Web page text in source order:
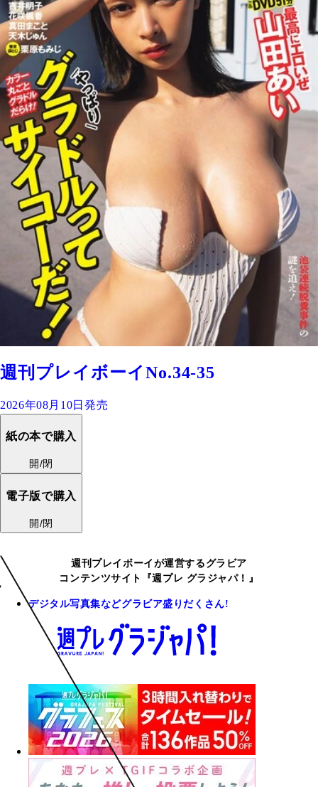
週刊プレイボーイNo.34-35
2026年08月10日発売
紙の本で購入
開/閉
電子版で購入
開/閉
週刊プレイボーイが運営するグラビア
コンテンツサイト『週プレ グラジャパ！』
デジタル写真集などグラビア盛りだくさん!